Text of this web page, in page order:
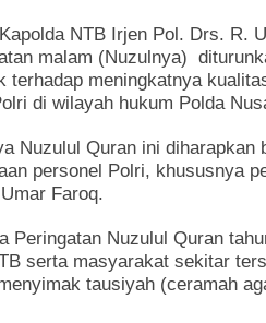
NTB Irjen Pol. Drs. R.
malam (Nuzulnya)
terhadap meningkatnya
di wilayah hukum Polda
Nuzulul Quran ini
personel Polri, khususnya
Faroq.
Peringatan Nuzulul Quran
serta masyarakat sekitar
tausiyah (ceramah